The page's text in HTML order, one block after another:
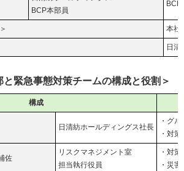
BCP本部員
BCP
本社
日清
と緊急事態対策チームの構成と役割＞
構成
日清紡ホールディングス社長
・グ
・対
佐
リスクマネジメント室
担当執行役員
・対
・災